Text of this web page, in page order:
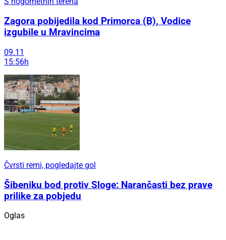
Zagora pobijedila kod Primorca (B), Vodice
izgubile u Mravincima
09.11
15:56h
Čvrsti remi, pogledajte gol
Šibeniku bod protiv Sloge: Narančasti bez prave
prilike za pobjedu
Oglas